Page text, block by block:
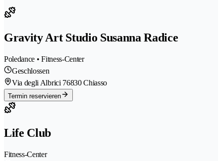
Gravity Art Studio Susanna Radice
Poledance • Fitness-Center
Geschlossen
Via degli Albrici 76830 Chiasso
Termin reservieren
Life Club
Fitness-Center